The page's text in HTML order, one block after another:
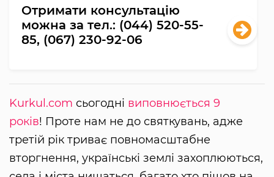
Отримати консультацію
можна за тел.: (044) 520-55-
85, (067) 230-92-06
Kurkul.com сьогодні виповнюється 9
років! Проте нам не до святкувань, адже
третій рік триває повномасштабне
вторгнення, українські землі захоплюються,